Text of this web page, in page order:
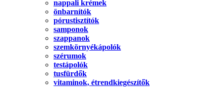
nappali krémek
önbarnítók
pórustisztítók
samponok
szappanok
szemkörnyékápolók
szérumok
testápolók
tusfürdők
vitaminok, étrendkiegészítők